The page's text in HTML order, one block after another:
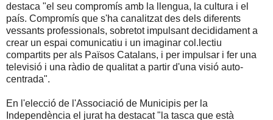
destaca "el seu compromís amb la llengua, la cultura i el
país. Compromís que s'ha canalitzat des dels diferents
vessants professionals, sobretot impulsant decididament a
crear un espai comunicatiu i un imaginar col.lectiu
compartits per als Països Catalans, i per impulsar i fer una
televisió i una ràdio de qualitat a partir d'una visió auto-
centrada".
En l'elecció de l'Associació de Municipis per la
Independència el jurat ha destacat "la tasca que està